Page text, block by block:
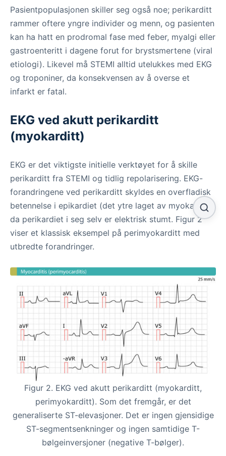
Pasientpopulasjonen skiller seg også noe; perikarditt
rammer oftere yngre individer og menn, og pasienten
kan ha hatt en prodromal fase med feber, myalgi eller
gastroenteritt i dagene forut for brystsmertene (viral
etiologi). Likevel må STEMI alltid utelukkes med EKG
og troponiner, da konsekvensen av å overse et
infarkt er fatal.
EKG ved akutt perikarditt
(myokarditt)
EKG er det viktigste initielle verktøyet for å skille
perikarditt fra STEMI og tidlig repolarisering. EKG-
forandringene ved perikarditt skyldes en overfladisk
betennelse i epikardiet (det ytre laget av myokard),
da perikardiet i seg selv er elektrisk stumt. Figur 2
viser et klassisk eksempel på perimyokarditt med
utbredte forandringer.
Figur 2. EKG ved akutt perikarditt (myokarditt,
perimyokarditt). Som det fremgår, er det
generaliserte ST-elevasjoner. Det er ingen gjensidige
ST-segmentsenkninger og ingen samtidige T-
bølgeinversjoner (negative T-bølger).